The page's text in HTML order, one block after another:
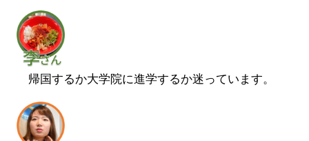
帰国するか大学院に進学するか迷っています。